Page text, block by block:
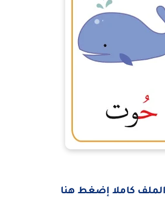
كاملا إضغط هنا